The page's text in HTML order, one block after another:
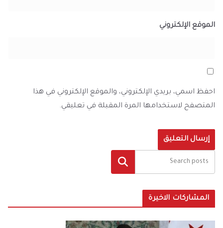
الموقع الإلكتروني
احفظ اسمي، بريدي الإلكتروني، والموقع الإلكتروني في هذا
المتصفح لاستخدامها المرة المقبلة في تعليقي.
البحث
المشاركات الاخيرة